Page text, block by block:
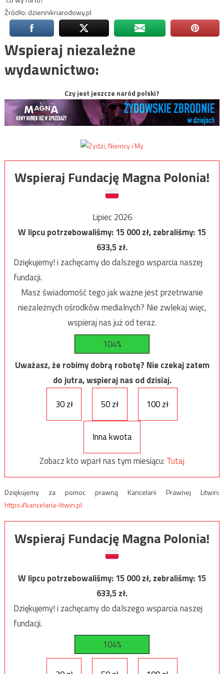
Źródło: dzienniknarodowy.pl
Wspieraj niezależne
wydawnictwo:
Czy jest jeszcze naród polski?
Wspieraj Fundację Magna Polonia!
Lipiec 2026
W lipcu potrzebowaliśmy:15 000zł, zebraliśmy:15
633,5zł.
Dziękujemy! i zachęcamy do dalszego wsparcia naszej
fundacji.
Masz świadomość tego jak ważne jest przetrwanie
niezależnych ośrodków medialnych? Nie zwlekaj więc,
wspieraj nas już od teraz.
104%
Uważasz, że robimy dobrą robotę? Nie czekaj zatem
do jutra, wspieraj nas od dzisiaj.
30 zł
50 zł 100 zł
Inna kwota
Zobacz kto wparł nas tym miesiącu: Tutaj
Dziękujemy za pomoc prawną Kancelarii Prawnej Litwin:
https://kancelaria-litwin.pl
Wspieraj Fundację Magna Polonia!
W lipcu potrzebowaliśmy:15 000zł, zebraliśmy:15
633,5zł.
Dziękujemy! i zachęcamy do dalszego wsparcia naszej
fundacji.
104%